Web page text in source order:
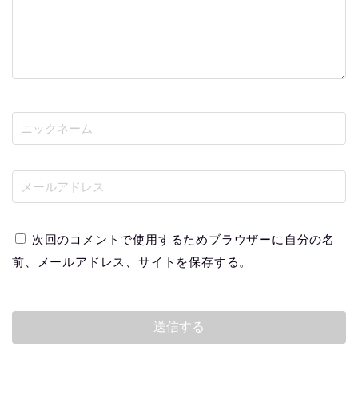
次回のコメントで使用するためブラウザーに自分の名
前、メールアドレス、サイトを保存する。